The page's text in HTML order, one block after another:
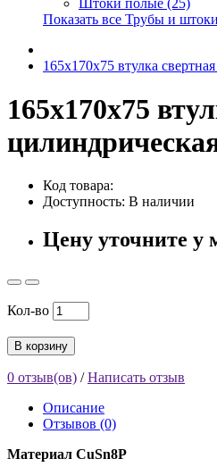
Показать все Трубы и штоки
165x170x75 втулка
165x170x75
Код товара:
Доступность: В наличии
Цену уточните у
Кол-во
В корзину
0 отзыв(ов) /Написать отзыв
Описание
Отзывов (0)
Материал CuSn8P